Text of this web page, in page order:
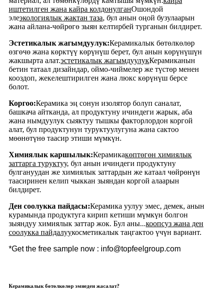
иштетилген жана кайра колдонулганОшондой
элеэкологиялык жактан таза, бул анын оңой бузулаарын
жана айлана-чөйрөгө зыян келтирбей турганын билдирет.
Эстетикалык жагымдуулук:Керамикалык бөтөлкөлөр
өзгөчө жана көрктүү көрүнүш берет, бул анын көрүнүшүн
жакшырта алат.эстетикалык жагымдуулукКерамиканын
бетин татаал дизайндар, оймо-чиймелер же түстөр менен
кооздоп, жекелештирилген жана люкс көрүнүш берсе
болот.
Коргоо:Керамика эң сонун изолятор болуп саналат,
башкача айтканда, ал продуктуну ичиндеги жарык, аба
жана нымдуулук сыяктуу тышкы факторлордон коргой
алат, бул продуктунун туруктуулугуна жана сактоо
мөөнөтүнө таасир этиши мүмкүн.
Химиялык каршылык:Керамикакөптөгөн химиялык
заттарга туруктуу, бул анын ичиндеги продуктуну
булгануудан же химиялык заттардын же катаал чөйрөнүн
таасиринен келип чыккан зыяндан коргой алаарын
билдирет.
Ден соолукка пайдасы:Керамика уулуу эмес, демек, анын
курамында продуктуга кирип кетиши мүмкүн болгон
зыяндуу химиялык заттар жок. Бул аны...коопсуз жана ден
соолукка пайдалуукосметикалык таңгактоо үчүн вариант.
*Get the free sample now : info@topfeelgroup.com
Керамикалык бөтөлкөлөр эмнеден жасалат?